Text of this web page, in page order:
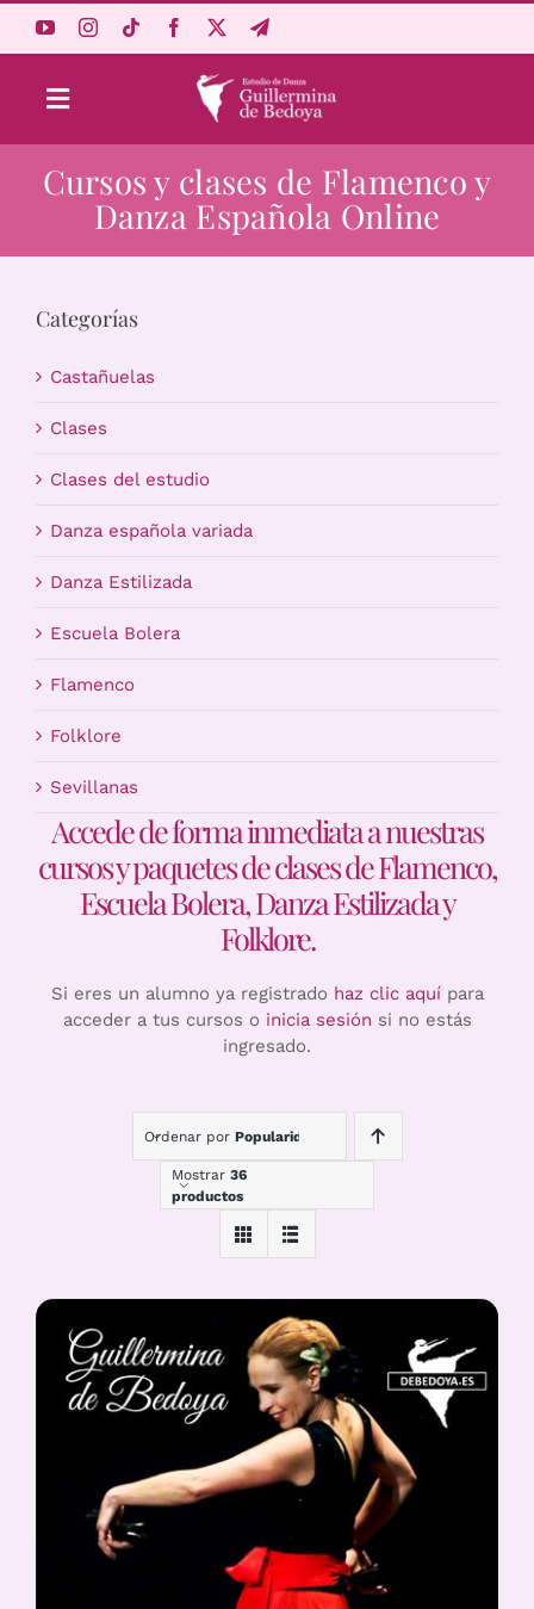
Toggle
Navigation
Aprende Online
Estudio
Carrito
Cursos y clases de Flamenco y
Danza Española Online
Categorías
Castañuelas
Clases
Clases del estudio
Danza española variada
Danza Estilizada
Escuela Bolera
Flamenco
Folklore
Sevillanas
Accede de forma inmediata a nuestras
cursos y paquetes de clases de Flamenco,
Escuela Bolera, Danza Estilizada y
Folklore.
Si eres un alumno ya registrado haz clic aquípara
acceder a tus cursos o inicia sesión si no estás
ingresado.
Ordenar por Popularidad
Mostrar 36
productos